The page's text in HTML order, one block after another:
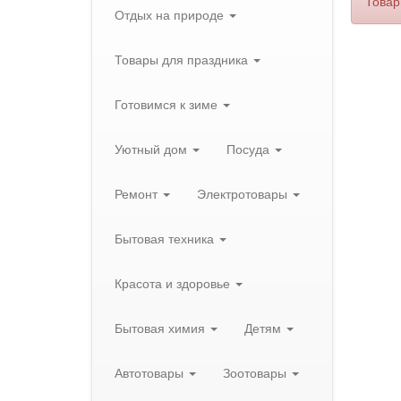
Отдых на природе
Товары для праздника
Готовимся к зиме
Уютный дом Посуда
Ремонт Электротовары
Бытовая техника
Красота и здоровье
Бытовая химия Детям
Автотовары Зоотовары